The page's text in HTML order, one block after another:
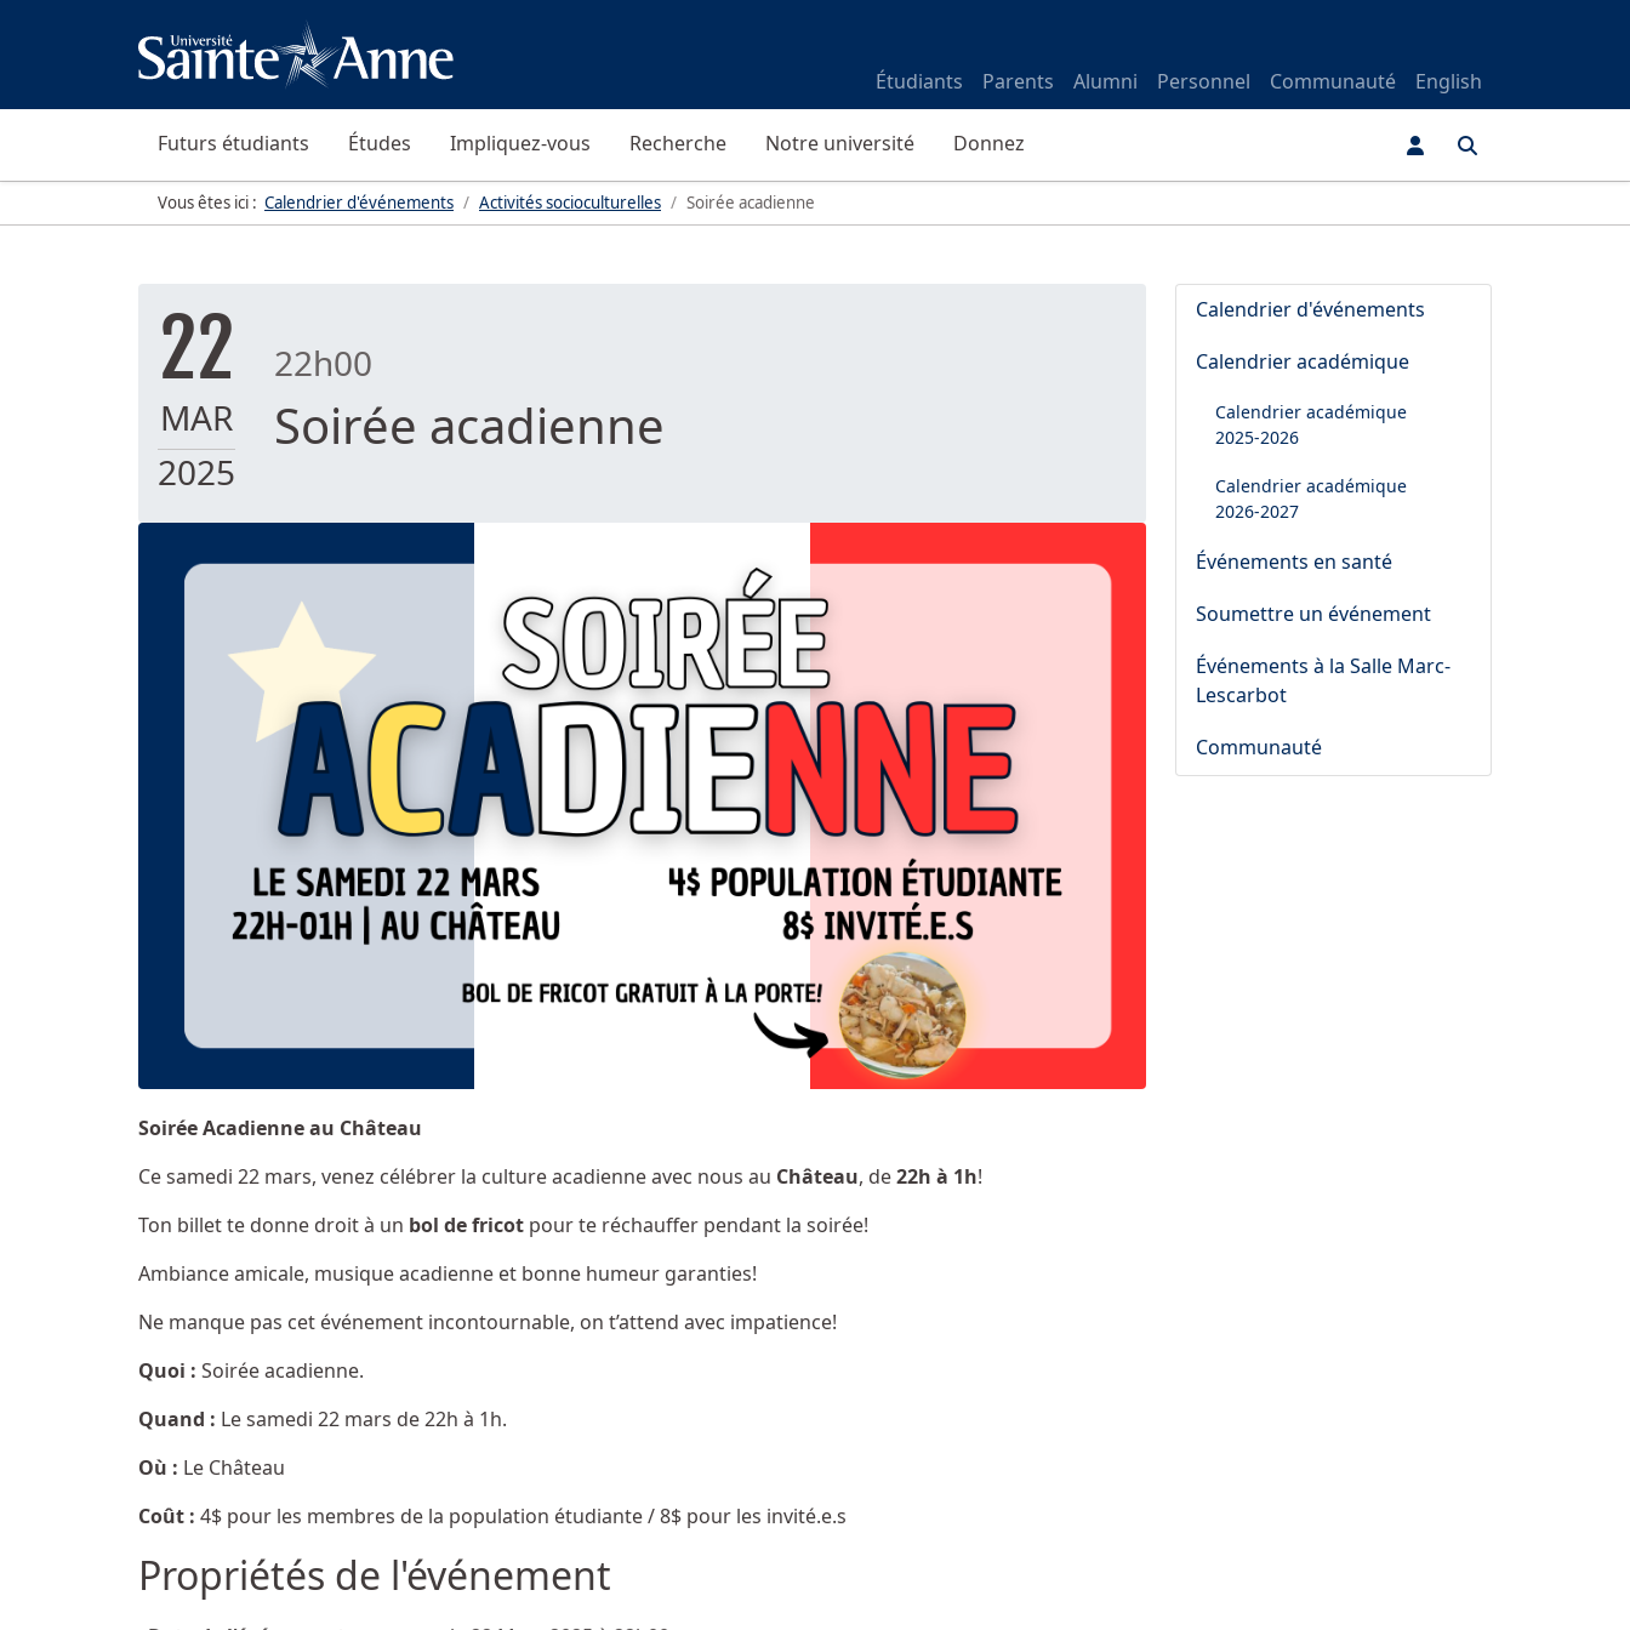
Étudiants Parents Alumni Personnel Communauté English
Futurs étudiants Études Impliquez-vous Recherche Notre université Donnez
Vous êtes ici : Calendrier d'événements Activités socioculturelles Soirée acadienne
22
MAR
2025
22h00
Soirée acadienne
Soirée Acadienne au Château
Ce samedi 22 mars, venez célébrer la culture acadienne avec nous au Château, de22h à 1h!
Ton billet te donne droit à un bol de fricot pour te réchauffer pendant la soirée!
Ambiance amicale, musique acadienne et bonne humeur garanties!
Ne manque pas cet événement incontournable, on t’attend avec impatience!
Quoi : Soirée acadienne.
Quand : Le samedi 22 mars de 22h à 1h.
Où : Le Château
Coût : 4$ pour les membres de la population étudiante / 8$ pour les invité.e.s
Propriétés de l'événement
Calendrier d'événements
Calendrier académique
Calendrier académique
2025-2026
Calendrier académique
2026-2027
Événements en santé
Soumettre un événement
Événements à la Salle Marc-
Lescarbot
Communauté